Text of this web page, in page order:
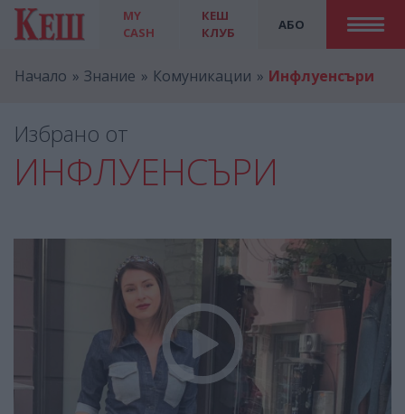
MY
CASH
АБО
КЕШ
КЛУБ
Начало Знание Комуникации Инфлуенсъри
Избрано от
ИНФЛУЕНСЪРИ